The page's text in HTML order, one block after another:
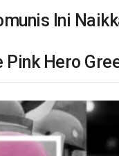
Ini
Pink Hero